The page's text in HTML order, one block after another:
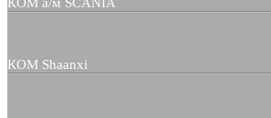
КОМ Shaanxi